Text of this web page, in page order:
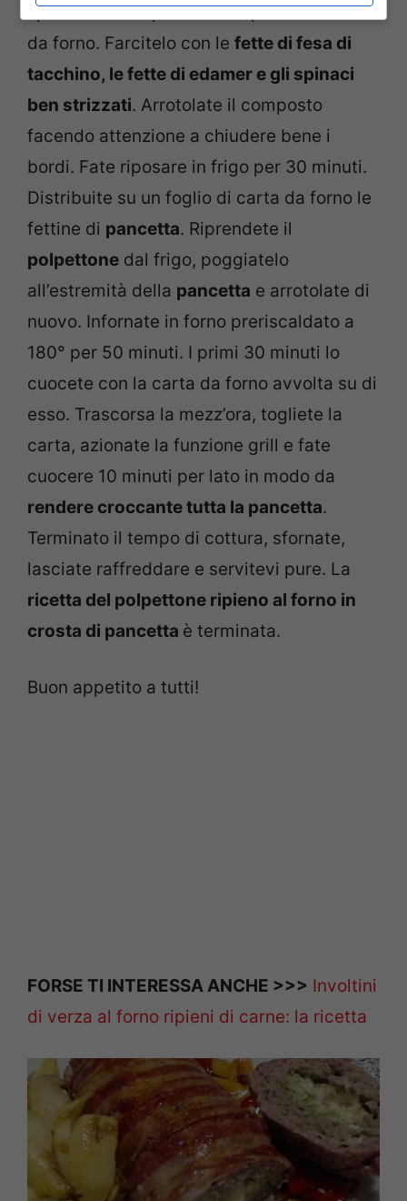
spianate il composto su un pezzo di carta
da forno. Farcitelo con le fette di fesa di
tacchino, le fette di edamer e gli spinaci
ben strizzati. Arrotolate il composto
facendo attenzione a chiudere bene i
bordi. Fate riposare in frigo per 30 minuti.
Distribuite su un foglio di carta da forno le
fettine di pancetta. Riprendete il
polpettone dal frigo, poggiatelo
all’estremità della pancetta e arrotolate di
nuovo. Infornate in forno preriscaldato a
180° per 50 minuti. I primi 30 minuti lo
cuocete con la carta da forno avvolta su di
esso. Trascorsa la mezz’ora, togliete la
carta, azionate la funzione grill e fate
cuocere 10 minuti per lato in modo da
rendere croccante tutta la pancetta.
Terminato il tempo di cottura, sfornate,
lasciate raffreddare e servitevi pure. La
ricetta del polpettone ripieno al forno in
crosta di pancetta è terminata.
Buon appetito a tutti!
FORSE TI INTERESSA ANCHE >>> Involtini
di verza al forno ripieni di carne: la ricetta